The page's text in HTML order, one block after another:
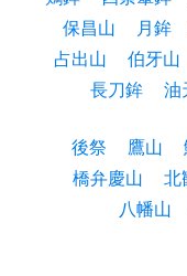
保昌山
月鉾
占出山
伯牙山
長刀鉾
油
後祭 鷹山
橋弁慶山
北
八幡山